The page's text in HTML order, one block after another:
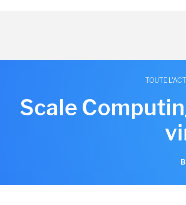
TOUTE
Scale